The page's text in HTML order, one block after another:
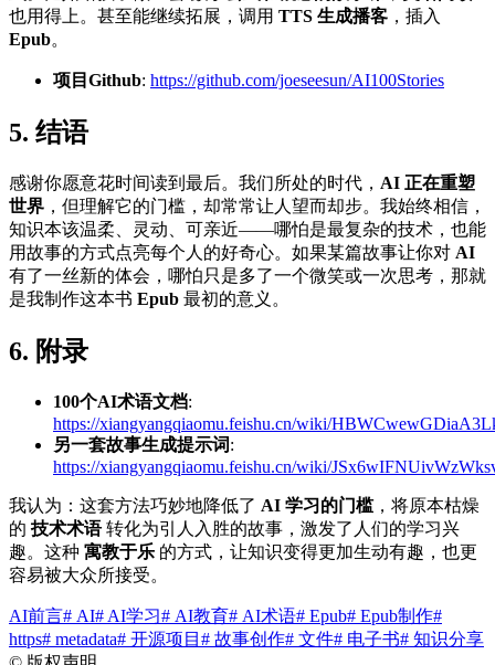
也用得上。甚至能继续拓展，调用 TTS 生成播客 ，插入
Epub。
项目Github: https://github.com/joeseesun/AI100Stories
5. 结语
感谢你愿意花时间读到最后。我们所处的时代， AI 正在重塑
世界 ，但理解它的门槛，却常常让人望而却步。我始终相信，
知识本该温柔、灵动、可亲近——哪怕是最复杂的技术，也能
用故事的方式点亮每个人的好奇心。如果某篇故事让你对 AI
有了一丝新的体会，哪怕只是多了一个微笑或一次思考，那就
是我制作这本书 Epub 最初的意义。
6. 附录
100个AI术语文档:
https://xiangyangqiaomu.feishu.cn/wiki/
另一套故事生成提示词:
https://xiangyangqiaomu.feishu.cn/wiki/
我认为：这套方法巧妙地降低了 AI 学习的门槛，将原本枯燥
的 技术术语转化为引人入胜的故事，激发了人们的学习兴
趣。这种 寓教于乐 的方式，让知识变得更加生动有趣，也更
容易被大众所接受。
AI前言# AI# AI学习# AI教育# AI术语# Epub# Epub制作#
https# metadata# 开源项目 # 故事创作# 文件# 电子书# 知识分享